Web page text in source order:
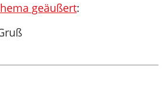
geäußert: